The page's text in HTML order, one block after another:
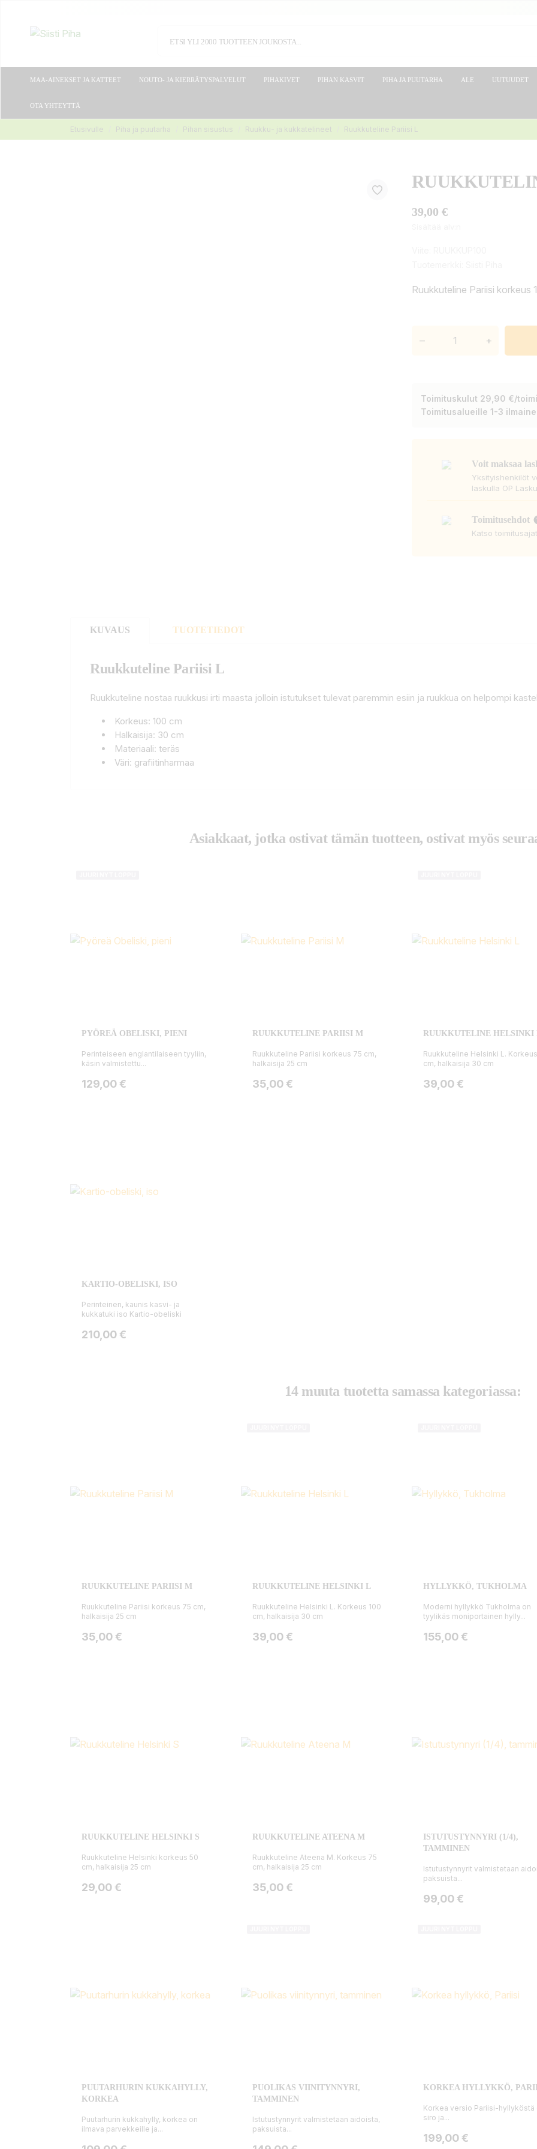
MAA-AINEKSET JA KATTEET NOUTO- JA KIERRÄTYSPALVELUT PIHAKIVET PIHAN KASVIT PIHA JA PUUTARHA ALE UUTUUDET
OTA YHTEYTTÄ
Etusivulle Piha ja puutarha Pihan sisustus Ruukku- ja kukkatelineet Ruukkuteline Pariisi L
39,00 €
Ruukkuteline Pariisi korkeus
– +
Toimituskulut 29,90 €/
Toimitusalueille 1-3
Voit maksaa
Yksityishenkilöt
laskulla OP
Toimitusehdot
Katso
KUVAUS TUOTETIEDOT
Ruukkuteline Pariisi L
Ruukkuteline nostaa ruukkusi irti maasta jolloin istutukset tulevat paremmin esiin ja ruukkua on helpompi
Korkeus: 100 cm
Halkaisija: 30 cm
Materiaali: teräs
Väri: grafiitinharmaa
Asiakkaat, jotka ostivat tämän tuotteen, ostivat myös
PYÖREÄ OBELISKI, PIENI
Perinteiseen englantilaiseen tyyliin,
käsin valmistettu...
Hinta
129,00 €
RUUKKUTELINE PARIISI M
Ruukkuteline Pariisi korkeus 75 cm,
halkaisija 25 cm
Hinta
35,00 €
RUUKKUTELINE HELSINKI
Ruukkuteline Helsinki L.
cm, halkaisija 30 cm
Hinta
39,00 €
KARTIO-OBELISKI, ISO
Perinteinen, kaunis kasvi- ja
kukkatuki iso Kartio-obeliski
Hinta
210,00 €
14 muuta tuotetta samassa kategoriassa:
RUUKKUTELINE PARIISI M
Ruukkuteline Pariisi korkeus 75 cm,
halkaisija 25 cm
Hinta
35,00 €
RUUKKUTELINE HELSINKI L
Ruukkuteline Helsinki L. Korkeus 100
cm, halkaisija 30 cm
Hinta
39,00 €
HYLLYKKÖ, TUKHOLMA
Moderni hyllykkö Tukholma on
tyylikäs moniportainen hylly...
Hinta
155,00 €
RUUKKUTELINE HELSINKI S
Ruukkuteline Helsinki korkeus 50
cm, halkaisija 25 cm
Hinta
29,00 €
RUUKKUTELINE ATEENA M
Ruukkuteline Ateena M. Korkeus 75
cm, halkaisija 25 cm
Hinta
35,00 €
ISTUTUSTYNNYRI (1/4),
TAMMINEN
Istutustynnyrit valmistetaan
paksuista...
Hinta
99,00 €
PUUTARHURIN KUKKAHYLLY,
KORKEA
Puutarhurin kukkahylly, korkea on
ilmava parvekkeille ja...
PUOLIKAS VIINITYNNYRI,
TAMMINEN
Istutustynnyrit valmistetaan aidoista,
paksuista...
KORKEA HYLLYKKÖ,
Korkea versio Pariisi-hyllyköstä
siro ja...
Hinta
199,00 €